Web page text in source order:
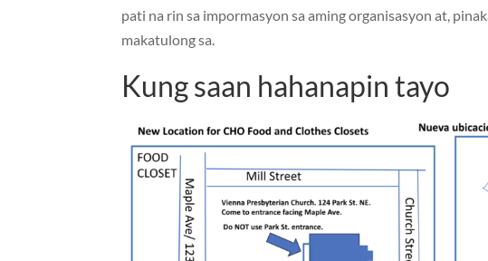
pati na rin sa impormasyon sa aming organisasyon at,
makatulong sa.
Kung saan hahanapin tayo